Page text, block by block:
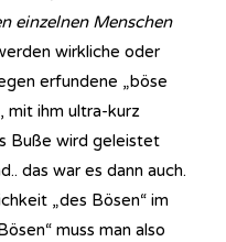
einzelnen Menschen
wirkliche oder
erfundene „böse
mit ihm ultra-kurz
Buße wird geleistet
das war es dann auch.
„des Bösen“ im
muss man also